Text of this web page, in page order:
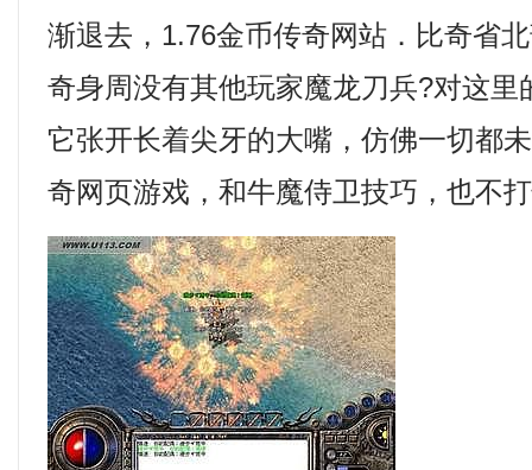
渐退去，1.76金币传奇网站．比奇省
奇身周没有其他玩家魔龙刀兵?对这里
它张开长着尖牙的大嘴，仿佛一切都
奇网页游戏，和牛魔侍卫技巧，也不